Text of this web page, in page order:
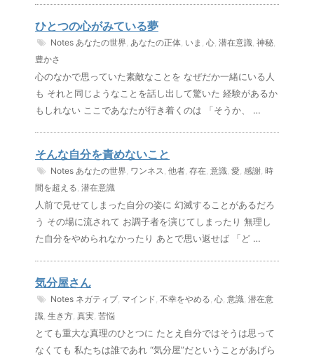
ひとつの心がみている夢
Notes あなたの世界, あなたの正体, いま , 心, 潜在意識, 神秘,
豊かさ
心のなかで思っていた素敵なことを なぜだか一緒にいる人
も それと同じようなことを話し出して驚いた 経験があるか
もしれない ここであなたが行き着くのは 「そうか、 …
そんな自分を責めないこと
Notes あなたの世界, ワンネス, 他者, 存在, 意識, 愛, 感謝, 時
間を超える, 潜在意識
人前で見せてしまった自分の姿に 幻滅することがあるだろ
う その場に流されて お調子者を演じてしまったり 無理し
た自分をやめられなかったり あとで思い返せば 「ど …
気分屋さん
Notes ネガティブ, マインド, 不幸をやめる, 心, 意識, 潜在意
識, 生き方, 真実, 苦悩
とても重大な真理のひとつに たとえ自分ではそうは思って
なくても 私たちは誰であれ “気分屋”だということがあげら